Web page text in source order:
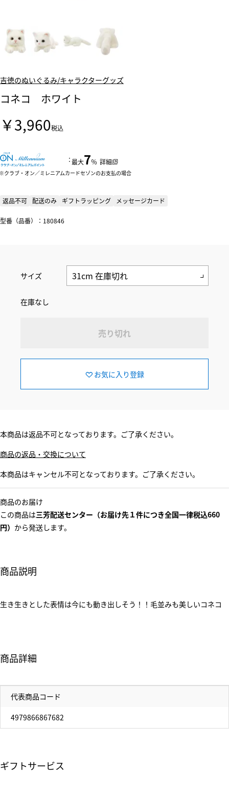
吉徳のぬいぐるみ/キャラクターグッズ
コネコ ホワイト
￥3,960税込
：最大7％ 詳細
クラブ・オン／ミレニアムカードセゾンのお支払の場合
返品不可 配送のみ ギフトラッピング メッセージカード
型番（品番）：180846
サイズ
在庫なし
売り切れ
お気に入り登録
本商品は返品不可となっております。ご了承ください。
商品の返品・交換について
本商品はキャンセル不可となっております。ご了承ください。
商品のお届け
この商品は三芳配送センター（お届け先１件につき全国一律税込660
円） から発送します。
商品説明
生き生きとした表情は今にも動き出しそう！！毛並みも美しいコネコ
商品詳細
代表商品コード
4979866867682
ギフトサービス